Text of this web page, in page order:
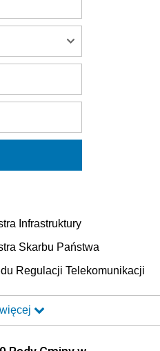
Infrastruktury
Skarbu Państwa
Regulacji Telekomunikacji
Transportu i Budownictwa